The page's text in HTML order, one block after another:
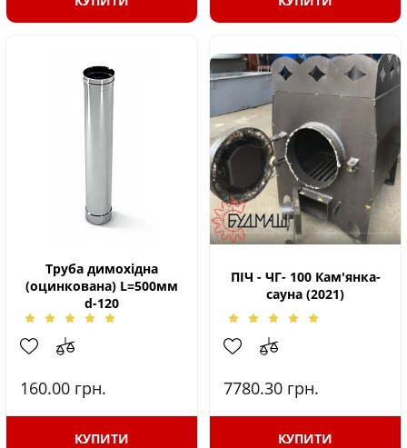
Труба димохідна
(оцинкована) L=500мм
d-120
160.00 грн.
КУПИТИ
ПІЧ - ЧГ- 100 Кам'янка-
сауна (2021)
7780.30 грн.
КУПИТИ